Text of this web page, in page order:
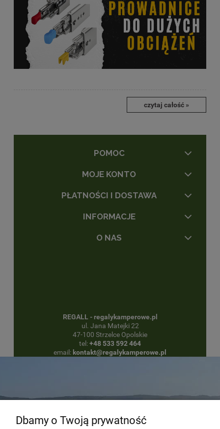
czytaj całość »
POMOC
MOJE KONTO
PŁATNOŚCI I DOSTAWA
INFORMACJE
O NAS
REGALL - regalykamperowe.pl
ul. Jana Matejki 22
47-100 Strzelce Opolskie
tel:+48 533 592 464
email:kontakt@regalykamperowe.pl
Dbamy o Twoją prywatność